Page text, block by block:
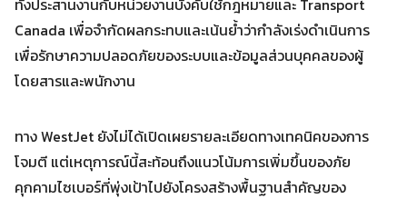
Search
for:
Search
ทั้งประสานงานกับหน่วยงานบังคับใช้กฎหมายและ Transport
Canada เพื่อจำกัดผลกระทบและเน้นย้ำว่ากำลังเร่งดำเนินการ
เพื่อรักษาความปลอดภัยของระบบและข้อมูลส่วนบุคคลของผู้
โดยสารและพนักงาน
ทาง WestJet ยังไม่ได้เปิดเผยรายละเอียดทางเทคนิคของการ
โจมตี แต่เหตุการณ์นี้สะท้อนถึงแนวโน้มการเพิ่มขึ้นของภัย
คุกคามไซเบอร์ที่พุ่งเป้าไปยังโครงสร้างพื้นฐานสำคัญของ